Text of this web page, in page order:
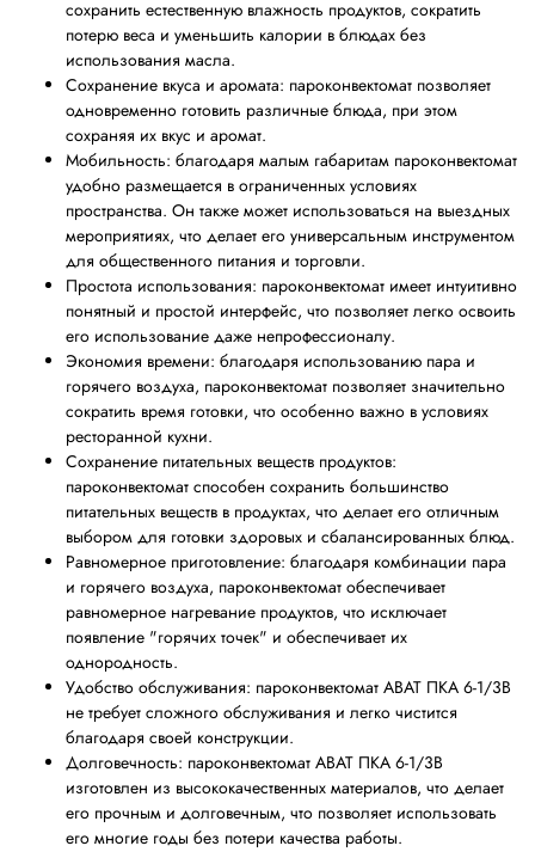
сохранить естественную влажность продуктов, сократить
потерю веса и уменьшить калории в блюдах без
использования масла.
Сохранение вкуса и аромата: пароконвектомат позволяет
одновременно готовить различные блюда, при этом
сохраняя их вкус и аромат.
Мобильность: благодаря малым габаритам пароконвектомат
удобно размещается в ограниченных условиях
пространства. Он также может использоваться на выездных
мероприятиях, что делает его универсальным инструментом
для общественного питания и торговли.
Простота использования: пароконвектомат имеет интуитивно
понятный и простой интерфейс, что позволяет легко освоить
его использование даже непрофессионалу.
Экономия времени: благодаря использованию пара и
горячего воздуха, пароконвектомат позволяет значительно
сократить время готовки, что особенно важно в условиях
ресторанной кухни.
Сохранение питательных веществ продуктов:
пароконвектомат способен сохранить большинство
питательных веществ в продуктах, что делает его отличным
выбором для готовки здоровых и сбалансированных блюд.
Равномерное приготовление: благодаря комбинации пара
и горячего воздуха, пароконвектомат обеспечивает
равномерное нагревание продуктов, что исключает
появление "горячих точек" и обеспечивает их
однородность.
Удобство обслуживания: пароконвектомат ABAT ПКА 6-1/3В
не требует сложного обслуживания и легко чистится
благодаря своей конструкции.
Долговечность: пароконвектомат ABAT ПКА 6-1/3В
изготовлен из высококачественных материалов, что делает
его прочным и долговечным, что позволяет использовать
его многие годы без потери качества работы.